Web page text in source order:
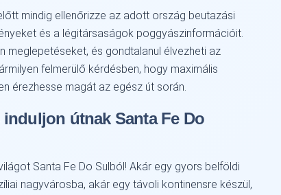
mindig ellenőrizze az adott ország beutazási
és a légitársaságok poggyászinformációit.
meglepetéseket, és gondtalanul élvezheti az
felmerülő kérdésben, hogy maximális
érezhesse magát az egész út során.
útnak Santa Fe Do
Santa Fe Do Sulból! Akár egy gyors belföldi
nagyvárosba, akár egy távoli kontinensre készül,